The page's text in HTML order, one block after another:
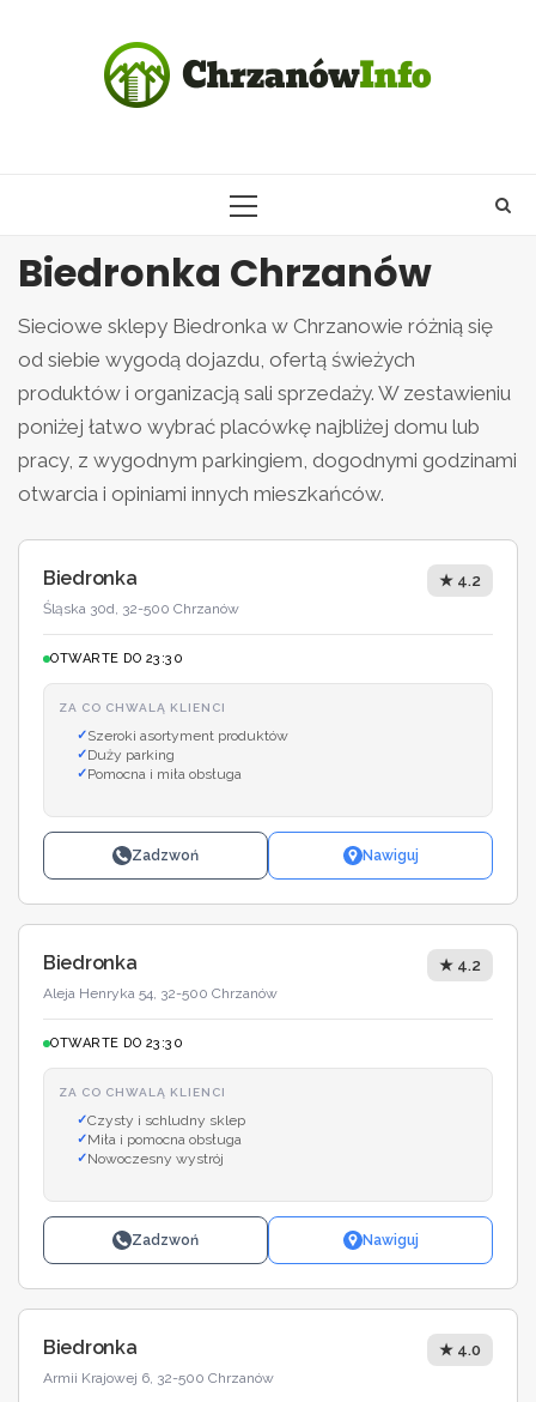
PRIMARY
Biedronka Chrzanów
Sieciowe sklepy Biedronka w Chrzanowie różnią się
od siebie wygodą dojazdu, ofertą świeżych
produktów i organizacją sali sprzedaży. W zestawieniu
poniżej łatwo wybrać placówkę najbliżej domu lub
pracy, z wygodnym parkingiem, dogodnymi godzinami
otwarcia i opiniami innych mieszkańców.
Biedronka
Śląska 30d, 32-500 Chrzanów
★ 4.2
OTWARTE DO 23:30
ZA CO CHWALĄ KLIENCI
Szeroki asortyment produktów
Duży parking
Pomocna i miła obsługa
Zadzwoń Nawiguj
Biedronka
Aleja Henryka 54, 32-500 Chrzanów
★ 4.2
OTWARTE DO 23:30
ZA CO CHWALĄ KLIENCI
Czysty i schludny sklep
Miła i pomocna obsługa
Nowoczesny wystrój
Zadzwoń Nawiguj
Biedronka
Armii Krajowej 6, 32-500 Chrzanów
★ 4.0